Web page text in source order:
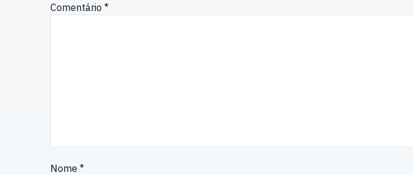
Comentário *
Nome *